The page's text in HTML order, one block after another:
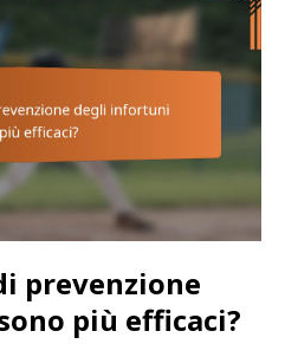
prevenzione
più efficaci?